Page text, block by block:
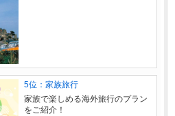
5位：家族旅行
家族で楽しめる海外旅行のプラン
をご紹介！